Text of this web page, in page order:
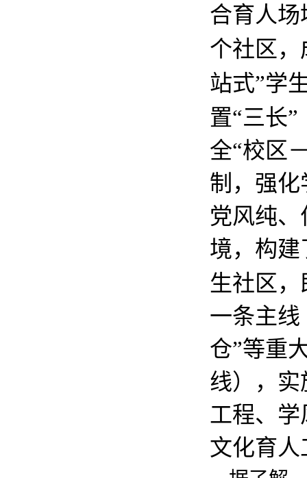
合育人
个社区，
站式”学
置“三长
全“校区
制，强
党风纯
境，构建
生社区，
一条主线
仓”等重
线），实
工程、
文化育